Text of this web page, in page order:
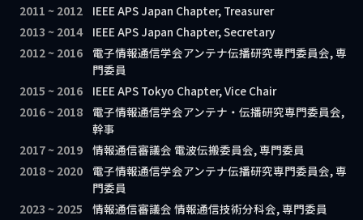
2011 ~ 2012
IEEE APS Japan Chapter, Treasurer
2013 ~ 2014
IEEE APS Japan Chapter, Secretary
2012 ~ 2016
電子情報通信学会アンテナ伝播研究専門委員会, 専
門委員
2015 ~ 2016
IEEE APS Tokyo Chapter, Vice Chair
2016 ~ 2018
電子情報通信学会アンテナ・伝播研究専門委員会,
幹事
2017 ~ 2019
情報通信審議会 電波伝搬委員会, 専門委員
2018 ~ 2020
電子情報通信学会アンテナ伝播研究専門委員会, 専
門委員
2023 ~ 2025
情報通信審議会 情報通信技術分科会, 専門委員